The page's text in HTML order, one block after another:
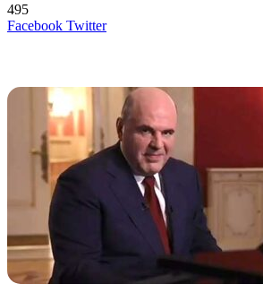
495
Facebook TwitterLinkedIn
Tumblr
Reddit
Вконтакте
Одноклассники
Skype
Messenger
Messenger
WhatsApp
Telegram
Viber
Line
Поделиться
Печатать